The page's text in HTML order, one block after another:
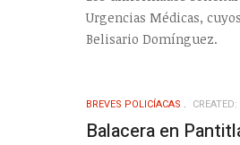
Urgencias Médicas,
Belisario Domínguez.
BREVES POLICÍACAS
Balacera en